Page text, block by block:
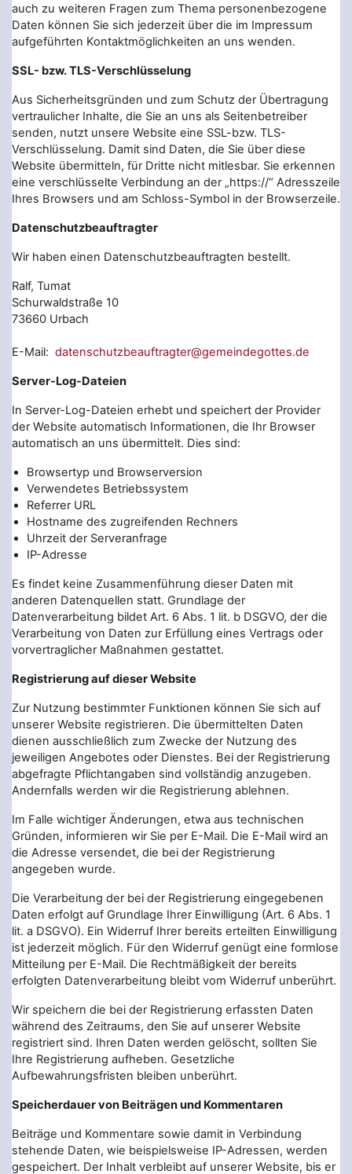
auch zu weiteren Fragen zum Thema personenbezogene
Daten können Sie sich jederzeit über die im Impressum
aufgeführten Kontaktmöglichkeiten an uns wenden.
SSL- bzw. TLS-Verschlüsselung
Aus Sicherheitsgründen und zum Schutz der Übertragung
vertraulicher Inhalte, die Sie an uns als Seitenbetreiber
senden, nutzt unsere Website eine SSL-bzw. TLS-
Verschlüsselung. Damit sind Daten, die Sie über diese
Website übermitteln, für Dritte nicht mitlesbar. Sie erkennen
eine verschlüsselte Verbindung an der „https://“ Adresszeile
Ihres Browsers und am Schloss-Symbol in der Browserzeile.
Datenschutzbeauftragter
Wir haben einen Datenschutzbeauftragten bestellt.
Ralf, Tumat
Schurwaldstraße 10
73660 Urbach
E-Mail: datenschutzbeauftragter@gemeindegottes.de
Server-Log-Dateien
In Server-Log-Dateien erhebt und speichert der Provider
der Website automatisch Informationen, die Ihr Browser
automatisch an uns übermittelt. Dies sind:
Browsertyp und Browserversion
Verwendetes Betriebssystem
Referrer URL
Hostname des zugreifenden Rechners
Uhrzeit der Serveranfrage
IP-Adresse
Es findet keine Zusammenführung dieser Daten mit
anderen Datenquellen statt. Grundlage der
Datenverarbeitung bildet Art. 6 Abs. 1 lit. b DSGVO, der die
Verarbeitung von Daten zur Erfüllung eines Vertrags oder
vorvertraglicher Maßnahmen gestattet.
Registrierung auf dieser Website
Zur Nutzung bestimmter Funktionen können Sie sich auf
unserer Website registrieren. Die übermittelten Daten
dienen ausschließlich zum Zwecke der Nutzung des
jeweiligen Angebotes oder Dienstes. Bei der Registrierung
abgefragte Pflichtangaben sind vollständig anzugeben.
Andernfalls werden wir die Registrierung ablehnen.
Im Falle wichtiger Änderungen, etwa aus technischen
Gründen, informieren wir Sie per E-Mail. Die E-Mail wird an
die Adresse versendet, die bei der Registrierung
angegeben wurde.
Die Verarbeitung der bei der Registrierung eingegebenen
Daten erfolgt auf Grundlage Ihrer Einwilligung (Art. 6 Abs. 1
lit. a DSGVO). Ein Widerruf Ihrer bereits erteilten Einwilligung
ist jederzeit möglich. Für den Widerruf genügt eine formlose
Mitteilung per E-Mail. Die Rechtmäßigkeit der bereits
erfolgten Datenverarbeitung bleibt vom Widerruf unberührt.
Wir speichern die bei der Registrierung erfassten Daten
während des Zeitraums, den Sie auf unserer Website
registriert sind. Ihren Daten werden gelöscht, sollten Sie
Ihre Registrierung aufheben. Gesetzliche
Aufbewahrungsfristen bleiben unberührt.
Speicherdauer von Beiträgen und Kommentaren
Beiträge und Kommentare sowie damit in Verbindung
stehende Daten, wie beispielsweise IP-Adressen, werden
gespeichert. Der Inhalt verbleibt auf unserer Website, bis er